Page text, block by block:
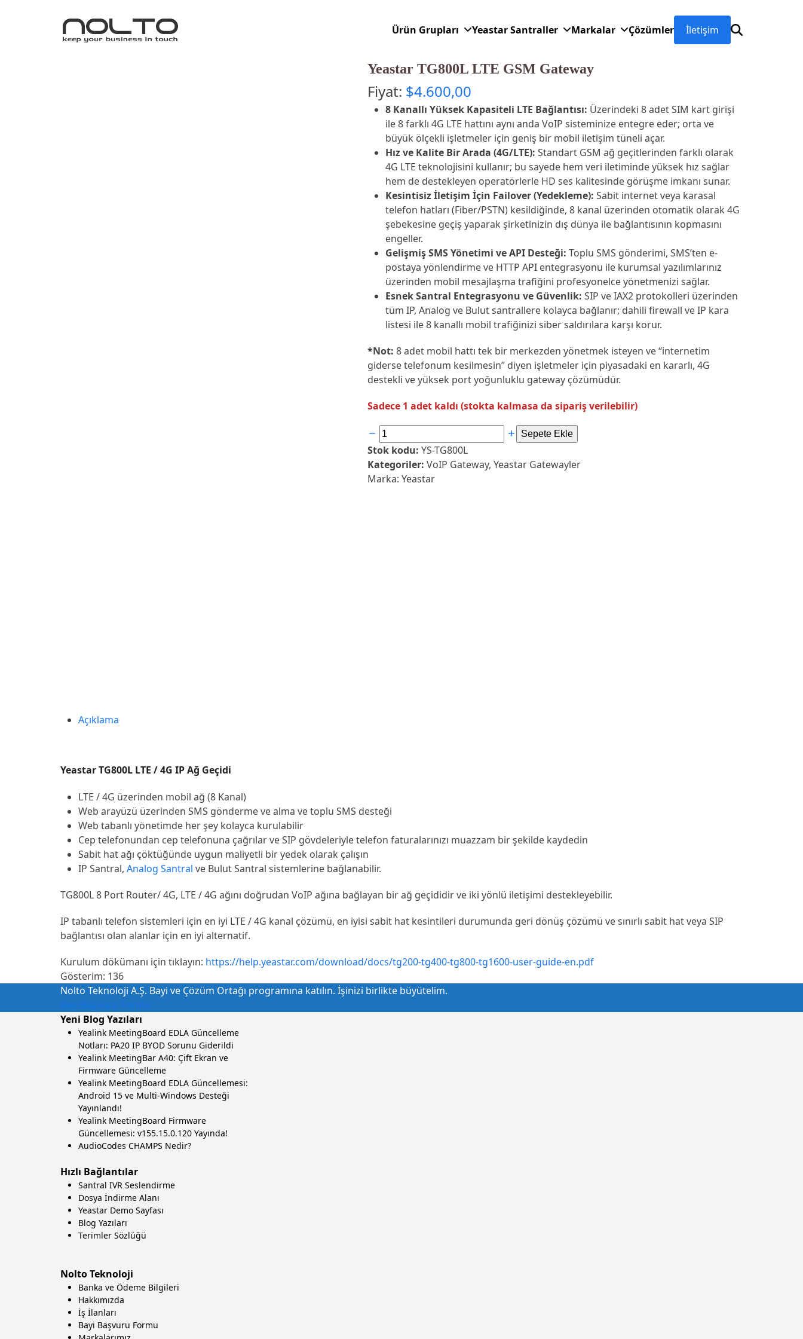
Ürün Grupları Yeastar Santraller Markalar Çözümler İletişim
Yeastar TG800L LTE GSM Gateway
Fiyat: $4.600,00
8 Kanallı Yüksek Kapasiteli LTE Bağlantısı: Üzerindeki 8 adet SIM kart girişi
ile 8 farklı 4G LTE hattını aynı anda VoIP sisteminize entegre eder; orta ve
büyük ölçekli işletmeler için geniş bir mobil iletişim tüneli açar.
Hız ve Kalite Bir Arada (4G/LTE): Standart GSM ağ geçitlerinden farklı olarak
4G LTE teknolojisini kullanır; bu sayede hem veri iletiminde yüksek hız sağlar
hem de destekleyen operatörlerle HD ses kalitesinde görüşme imkanı sunar.
Kesintisiz İletişim İçin Failover (Yedekleme): Sabit internet veya karasal
telefon hatları (Fiber/PSTN) kesildiğinde, 8 kanal üzerinden otomatik olarak 4G
şebekesine geçiş yaparak şirketinizin dış dünya ile bağlantısının kopmasını
engeller.
Gelişmiş SMS Yönetimi ve API Desteği: Toplu SMS gönderimi, SMS’ten e-
postaya yönlendirme ve HTTP API entegrasyonu ile kurumsal yazılımlarınız
üzerinden mobil mesajlaşma trafiğini profesyonelce yönetmenizi sağlar.
Esnek Santral Entegrasyonu ve Güvenlik: SIP ve IAX2 protokolleri üzerinden
tüm IP, Analog ve Bulut santrallere kolayca bağlanır; dahili firewall ve IP kara
listesi ile 8 kanallı mobil trafiğinizi siber saldırılara karşı korur.
*Not: 8 adet mobil hattı tek bir merkezden yönetmek isteyen ve “internetim
giderse telefonum kesilmesin” diyen işletmeler için piyasadaki en kararlı, 4G
destekli ve yüksek port yoğunluklu gateway çözümüdür.
Sadece 1 adet kaldı (stokta kalmasa da sipariş verilebilir)
Yeastar
TG800L
LTE
GSM
Sepete Ekle
Stok kodu: YS-TG800L
Kategoriler: VoIP Gateway, Yeastar Gatewayler
Marka: Yeastar
Açıklama
Yeastar TG800L LTE / 4G IP Ağ Geçidi
LTE / 4G üzerinden mobil ağ (8 Kanal)
Web arayüzü üzerinden SMS gönderme ve alma ve toplu SMS desteği
Web tabanlı yönetimde her şey kolayca kurulabilir
Cep telefonundan cep telefonuna çağrılar ve SIP gövdeleriyle telefon faturalarınızı muazzam bir şekilde kaydedin
Sabit hat ağı çöktüğünde uygun maliyetli bir yedek olarak çalışın
IP Santral, Analog Santral ve Bulut Santral sistemlerine bağlanabilir.
TG800L 8 Port Router/ 4G, LTE / 4G ağını doğrudan VoIP ağına bağlayan bir ağ geçididir ve iki yönlü iletişimi destekleyebilir.
IP tabanlı telefon sistemleri için en iyi LTE / 4G kanal çözümü, en iyisi sabit hat kesintileri durumunda geri dönüş çözümü ve sınırlı sabit hat veya SIP
bağlantısı olan alanlar için en iyi alternatif.
Kurulum dökümanı için tıklayın: https://help.yeastar.com/download/docs/tg200-tg400-tg800-tg1600-user-guide-en.pdf
Gösterim: 136
Nolto Teknoloji A.Ş. Bayi ve Çözüm Ortağı programına katılın. İşinizi birlikte büyütelim.
Bayi Başvuru Formu
Yeni Blog Yazıları
Yealink MeetingBoard EDLA Güncelleme
Notları: PA20 IP BYOD Sorunu Giderildi
Yealink MeetingBar A40: Çift Ekran ve
Firmware Güncelleme
Yealink MeetingBoard EDLA Güncellemesi:
Android 15 ve Multi-Windows Desteği
Yayınlandı!
Yealink MeetingBoard Firmware
Güncellemesi: v155.15.0.120 Yayında!
AudioCodes CHAMPS Nedir?
Hızlı Bağlantılar
Santral IVR Seslendirme
Dosya İndirme Alanı
Yeastar Demo Sayfası
Blog Yazıları
Terimler Sözlüğü
Nolto Teknoloji
Banka ve Ödeme Bilgileri
Hakkımızda
İş İlanları
Bayi Başvuru Formu